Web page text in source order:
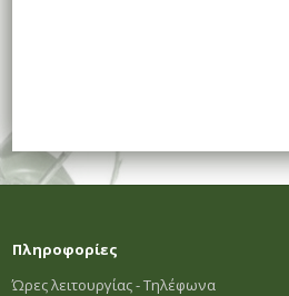
Πληροφορίες
Ώρες λειτουργίας - Τηλέφωνα